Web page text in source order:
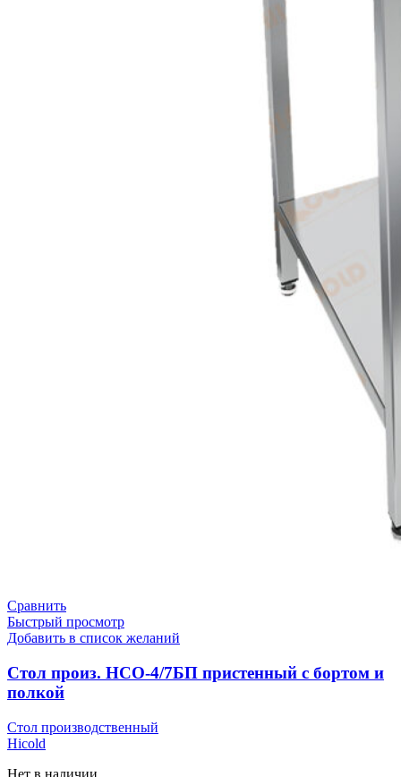
Сравнить
Быстрый просмотр
Добавить в список желаний
Стол произ. НСО-4/7БП пристенный с бортом и
полкой
Стол производственный
Hicold
Нет в наличии